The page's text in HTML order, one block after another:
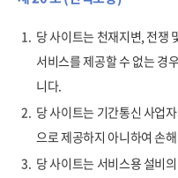
1. 당 사이트는 천재지변, 전쟁
서비스를 제공할 수 없는 경
니다.
2. 당 사이트는 기간통신 사업
으로 제공하지 아니하여 손
3. 당 사이트는 서비스용 설비